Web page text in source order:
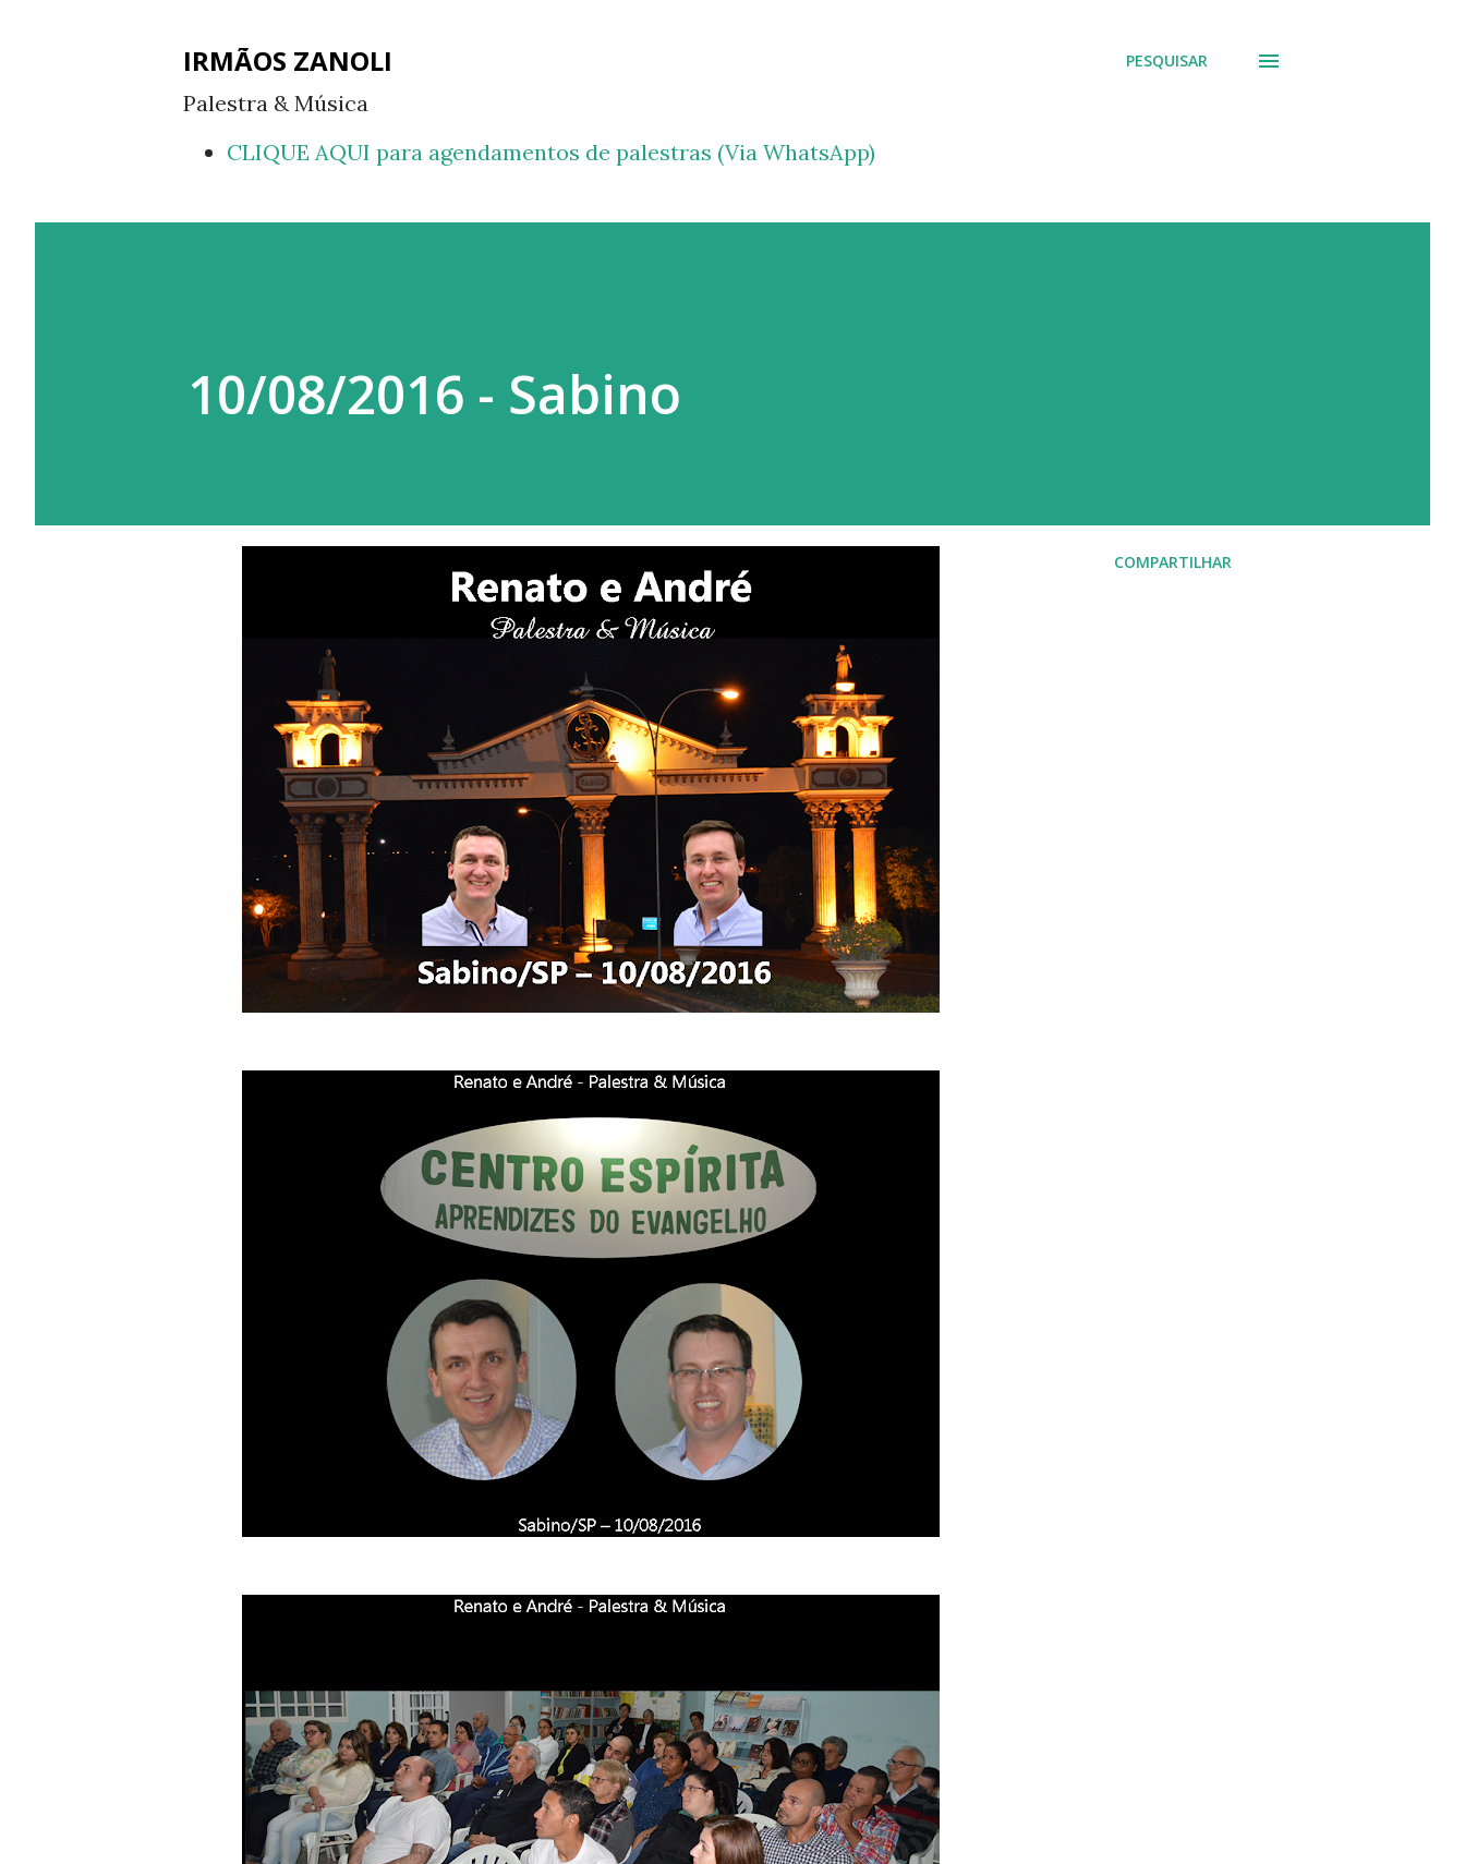
IRMÃOS ZANOLI
Palestra & Música
CLIQUE AQUI para agendamentos de palestras (Via WhatsApp)
PESQUISAR
10/08/2016 - Sabino
COMPARTILHAR